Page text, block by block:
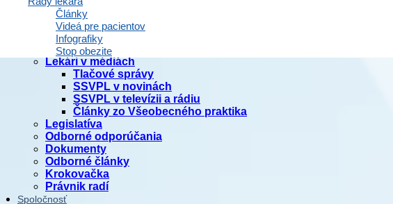
Články
Videá pre pacientov
Infografiky
Stop obezite
Aktuality
Lekári v médiách
Tlačové správy
SSVPL v novinách
SSVPL v televízii a rádiu
Články zo Všeobecného praktika
Legislatíva
Odborné odporúčania
Dokumenty
Odborné články
Krokovačka
Právnik radí
Spoločnosť